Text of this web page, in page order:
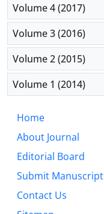
Volume 4 (2017)
Volume 3 (2016)
Volume 2 (2015)
Volume 1 (2014)
Home
About Journal
Editorial Board
Submit Manuscript
Contact Us